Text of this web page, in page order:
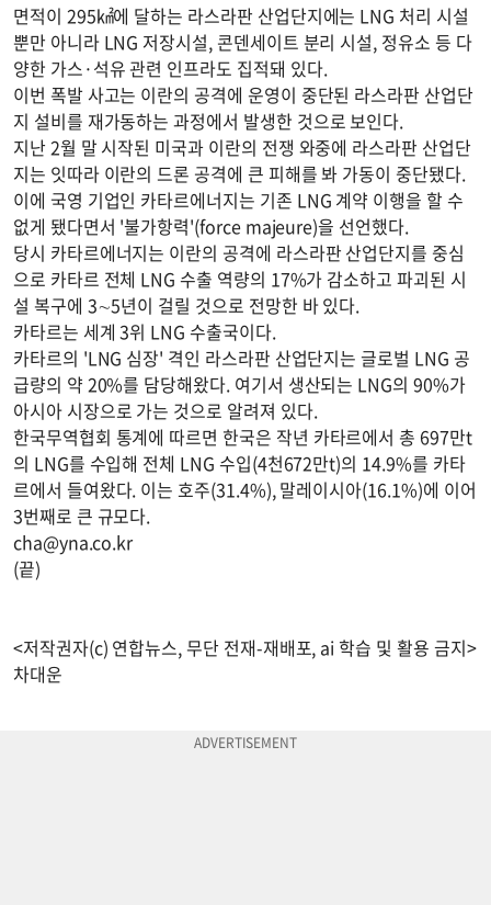
면적이 295㎢에 달하는 라스라판 산업단지에는 LNG 처리 시설
뿐만 아니라 LNG 저장시설, 콘덴세이트 분리 시설, 정유소 등 다
양한 가스·석유 관련 인프라도 집적돼 있다.
이번 폭발 사고는 이란의 공격에 운영이 중단된 라스라판 산업단
지 설비를 재가동하는 과정에서 발생한 것으로 보인다.
지난 2월 말 시작된 미국과 이란의 전쟁 와중에 라스라판 산업단
지는 잇따라 이란의 드론 공격에 큰 피해를 봐 가동이 중단됐다.
이에 국영 기업인 카타르에너지는 기존 LNG 계약 이행을 할 수
없게 됐다면서 '불가항력'(force majeure)을 선언했다.
당시 카타르에너지는 이란의 공격에 라스라판 산업단지를 중심
으로 카타르 전체 LNG 수출 역량의 17%가 감소하고 파괴된 시
설 복구에 3∼5년이 걸릴 것으로 전망한 바 있다.
카타르는 세계 3위 LNG 수출국이다.
카타르의 'LNG 심장' 격인 라스라판 산업단지는 글로벌 LNG 공
급량의 약 20%를 담당해왔다. 여기서 생산되는 LNG의 90%가
아시아 시장으로 가는 것으로 알려져 있다.
한국무역협회 통계에 따르면 한국은 작년 카타르에서 총 697만t
의 LNG를 수입해 전체 LNG 수입(4천672만t)의 14.9%를 카타
르에서 들여왔다. 이는 호주(31.4%), 말레이시아(16.1%)에 이어
3번째로 큰 규모다.
cha@yna.co.kr
(끝)
<저작권자(c) 연합뉴스, 무단 전재-재배포, ai 학습 및 활용 금지>
차대운